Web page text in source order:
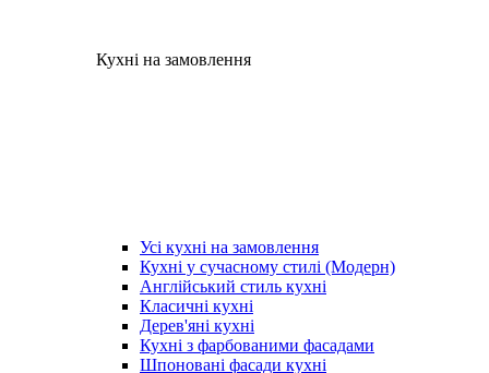
Кухні на замовлення
Усі кухні на замовлення
Кухні у сучасному стилі (Модерн)
Англійський стиль кухні
Класичні кухні
Дерев'яні кухні
Кухні з фарбованими фасадами
Шпоновані фасади кухні